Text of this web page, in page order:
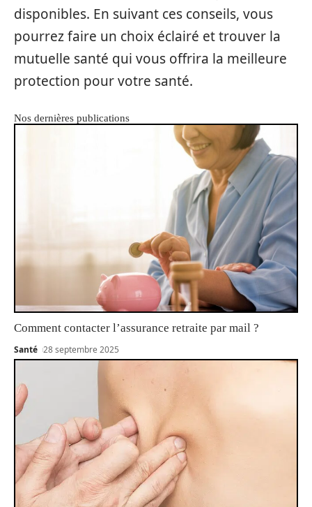
disponibles. En suivant ces conseils, vous
pourrez faire un choix éclairé et trouver la
mutuelle santé qui vous offrira la meilleure
protection pour votre santé.
Nos dernières publications
Comment contacter l’assurance retraite par mail ?
Santé 28 septembre 2025